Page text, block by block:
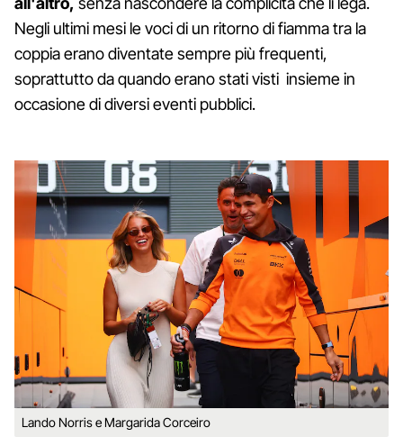
Negli ultimi mesi le voci di un ritorno di fiamma tra la
coppia erano diventate sempre più frequenti,
soprattutto da quando erano stati visti insieme in
occasione di diversi eventi pubblici.
Lando Norris e Margarida Corceiro